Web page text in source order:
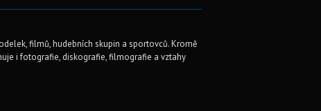
filmů, hudebních skupin a sportovců. Kromě
i fotografie, diskografie, filmografie a vztahy